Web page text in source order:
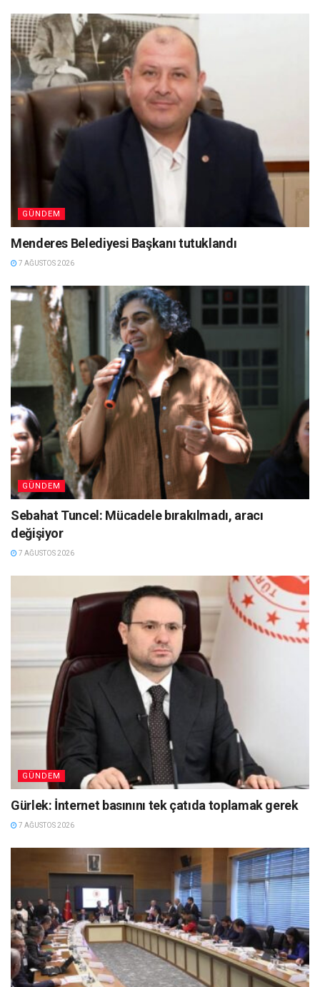
GÜNDEM
Menderes Belediyesi Başkanı tutuklandı
7 AĞUSTOS 2026
GÜNDEM
Sebahat Tuncel: Mücadele bırakılmadı, aracı
değişiyor
7 AĞUSTOS 2026
GÜNDEM
Gürlek: İnternet basınını tek çatıda toplamak gerek
7 AĞUSTOS 2026